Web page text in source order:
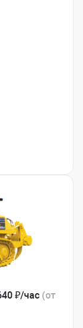
₽/час (от